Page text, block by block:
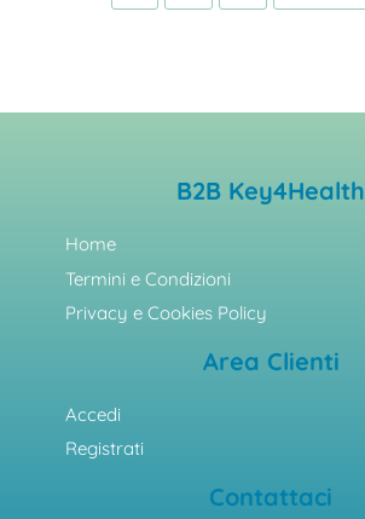
B2B Key4Health
Home
Termini e Condizioni
Privacy e Cookies Policy
Area Clienti
Accedi
Registrati
Contattaci